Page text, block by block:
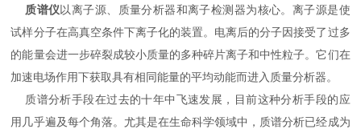
质谱仪以离子源、质量分析器和离子检测器为核心。离子源是使
试样分子在高真空条件下离子化的装置。电离后的分子因接受了过多
的能量会进一步碎裂成较小质量的多种碎片离子和中性粒子。它们在
加速电场作用下获取具有相同能量的平均动能而进入质量分析器。
质谱分析手段在过去的十年中飞速发展，目前这种分析手段的应
用几乎遍及每个角落。尤其是在生命科学领域中，质谱分析已经成为